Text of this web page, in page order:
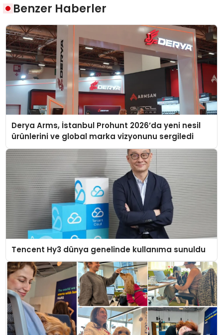
Benzer Haberler
Derya Arms, İstanbul Prohunt 2026’da yeni nesil
ürünlerini ve global marka vizyonunu sergiledi
Tencent Hy3 dünya genelinde kullanıma sunuldu